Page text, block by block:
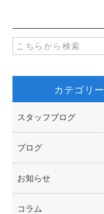
カテゴリー
スタッフブログ
ブログ
お知らせ
コラム